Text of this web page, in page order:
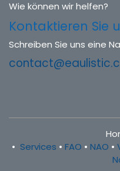
Wie können wir helfen?
Kontaktieren Sie
Schreiben Sie uns eine
• Services • FAO • NAO •